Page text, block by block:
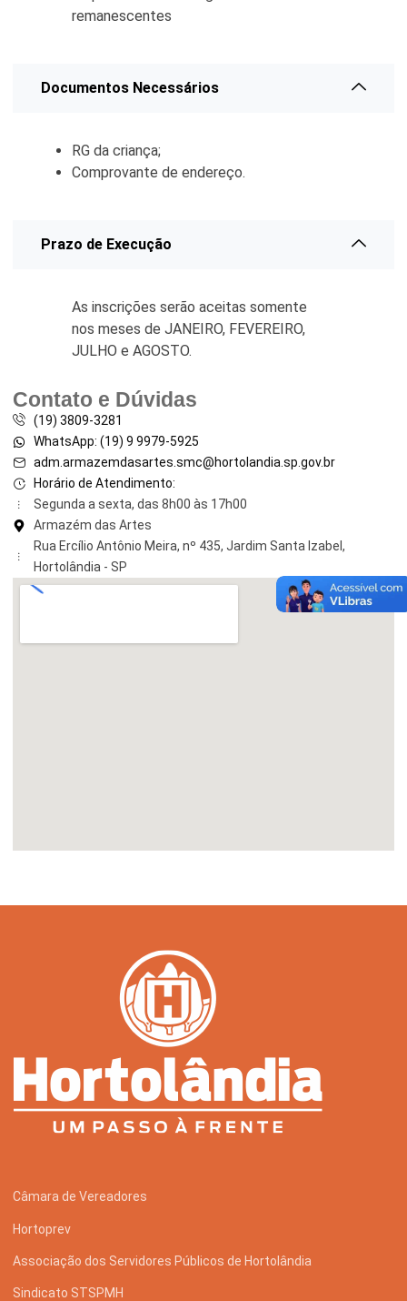
remanescentes
Documentos Necessários
RG da criança;
Comprovante de endereço.
Prazo de Execução
As inscrições serão aceitas somente
nos meses de JANEIRO, FEVEREIRO,
JULHO e AGOSTO.
Contato e Dúvidas
(19) 3809-3281
WhatsApp: (19) 9 9979-5925
adm.armazemdasartes.smc@hortolandia.sp.gov.br
Horário de Atendimento:
Segunda a sexta, das 8h00 às 17h00
Armazém das Artes
Rua Ercílio Antônio Meira, nº 435, Jardim Santa Izabel,
Hortolândia - SP
Câmara de Vereadores
Hortoprev
Associação dos Servidores Públicos de Hortolândia
Sindicato STSPMH